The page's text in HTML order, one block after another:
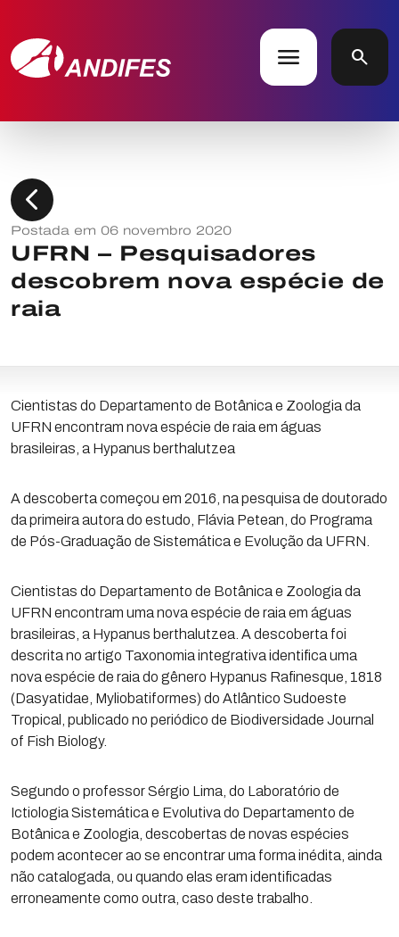
menu search
chevron_left
Postada em 06 novembro 2020
UFRN – Pesquisadores
descobrem nova espécie de
raia
Cientistas do Departamento de Botânica e Zoologia da
UFRN encontram nova espécie de raia em águas
brasileiras, a Hypanus berthalutzea
A descoberta começou em 2016, na pesquisa de doutorado
da primeira autora do estudo, Flávia Petean, do Programa
de Pós-Graduação de Sistemática e Evolução da UFRN.
Cientistas do Departamento de Botânica e Zoologia da
UFRN encontram uma nova espécie de raia em águas
brasileiras, a Hypanus berthalutzea. A descoberta foi
descrita no artigo Taxonomia integrativa identifica uma
nova espécie de raia do gênero Hypanus Rafinesque, 1818
(Dasyatidae, Myliobatiformes) do Atlântico Sudoeste
Tropical, publicado no periódico de Biodiversidade Journal
of Fish Biology.
Segundo o professor Sérgio Lima, do Laboratório de
Ictiologia Sistemática e Evolutiva do Departamento de
Botânica e Zoologia, descobertas de novas espécies
podem acontecer ao se encontrar uma forma inédita, ainda
não catalogada, ou quando elas eram identificadas
erroneamente como outra, caso deste trabalho.